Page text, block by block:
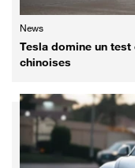
News
Tesla domine un
chinoises